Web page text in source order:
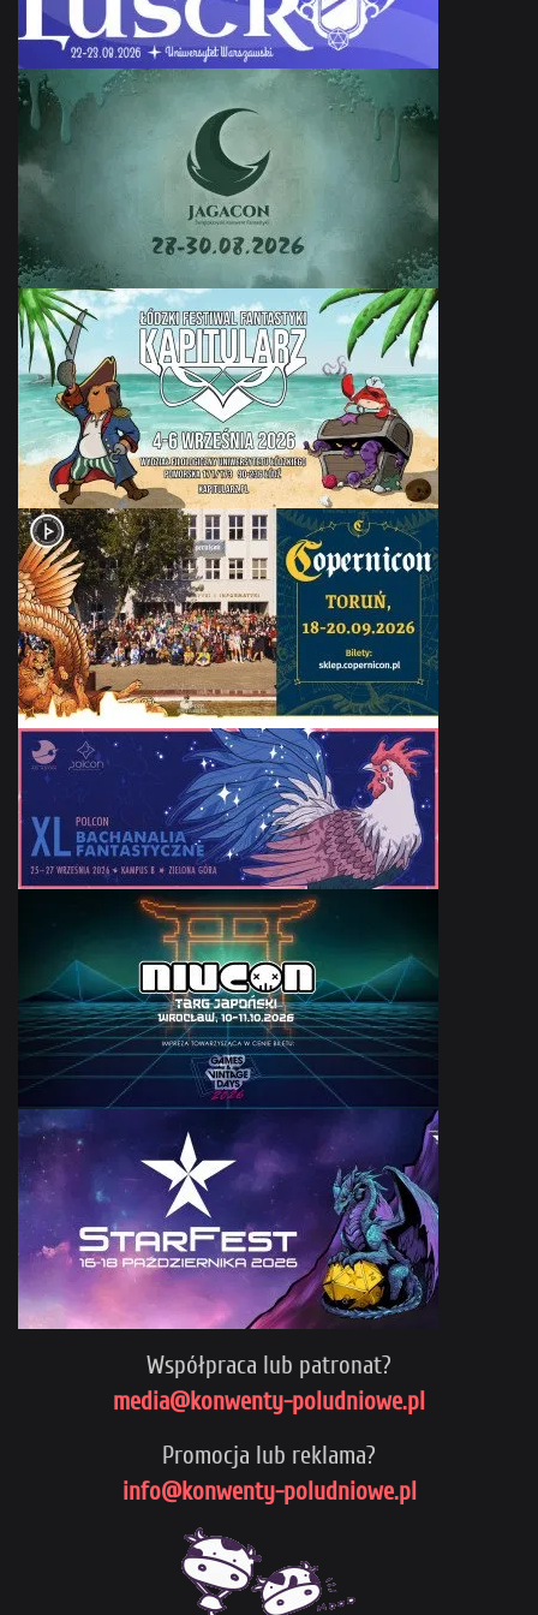
Współpraca lub patronat?
media@konwenty-poludniowe.pl
Promocja lub reklama?
info@konwenty-poludniowe.pl